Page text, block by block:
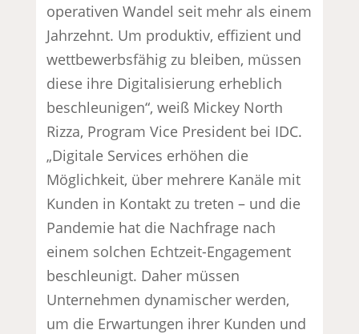
operativen Wandel seit mehr als einem
Jahrzehnt. Um produktiv, effizient und
wettbewerbsfähig zu bleiben, müssen
diese ihre Digitalisierung erheblich
beschleunigen“, weiß Mickey North
Rizza, Program Vice President bei IDC.
„Digitale Services erhöhen die
Möglichkeit, über mehrere Kanäle mit
Kunden in Kontakt zu treten – und die
Pandemie hat die Nachfrage nach
einem solchen Echtzeit-Engagement
beschleunigt. Daher müssen
Unternehmen dynamischer werden,
um die Erwartungen ihrer Kunden und